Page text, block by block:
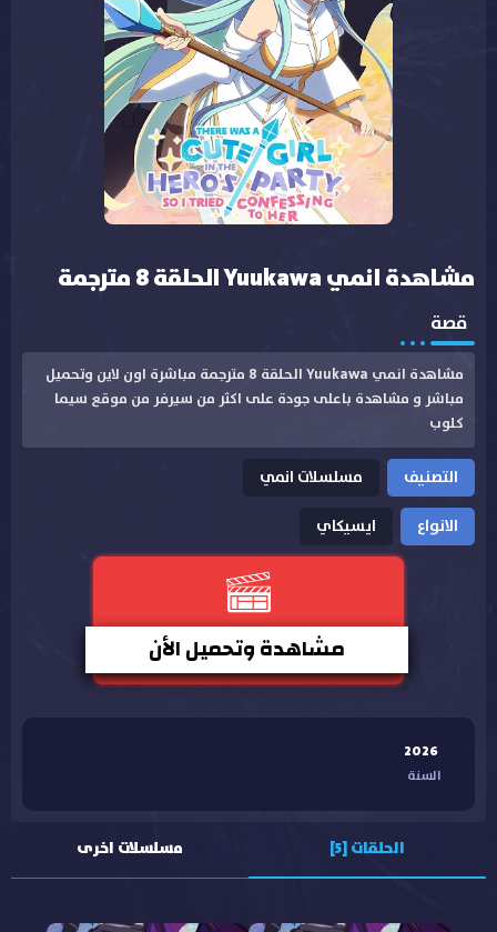
مشاهدة انمي Yuukawa الحلقة 8 مترجمة
قصة
مشاهدة انمي Yuukawa الحلقة 8 مترجمة مباشرة اون لاين وتحميل
مباشر و مشاهدة باعلى جودة على اكثر من سيرفر من موقع سيما
كلوب
التصنيف
مسلسلات انمي
الانواع
ايسيكاي
مشاهدة وتحميل الأن
2026
السنة
الحلقات [5] مسلسلات اخرى